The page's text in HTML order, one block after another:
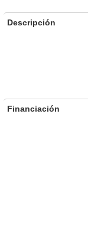
Descripción
Financiación